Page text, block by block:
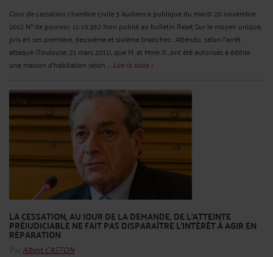
Cour de cassation chambre civile 3 Audience publique du mardi 20 novembre
2012 N° de pourvoi: 11-19.392 Non publié au bulletin Rejet Sur le moyen unique,
pris en ses première, deuxième et sixième branches : Attendu, selon l'arrêt
attaqué (Toulouse, 21 mars 2011), que M. et Mme X...ont été autorisés à édifier
une maison d'habitation selon ... Lire la suite >
LA CESSATION, AU JOUR DE LA DEMANDE, DE L'ATTEINTE
PRÉJUDICIABLE NE FAIT PAS DISPARAÎTRE L'INTÉRÊT À AGIR EN
RÉPARATION
ParAlbert CASTON